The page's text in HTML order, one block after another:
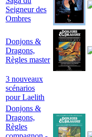
Seigneur des
Ombres
Donjons &
Dragons,
Règles master
3 nouveaux
scénarios
pour Laelith
Donjons &
Dragons,
Règles